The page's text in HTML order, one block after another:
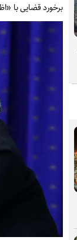
برخورد قضایی با